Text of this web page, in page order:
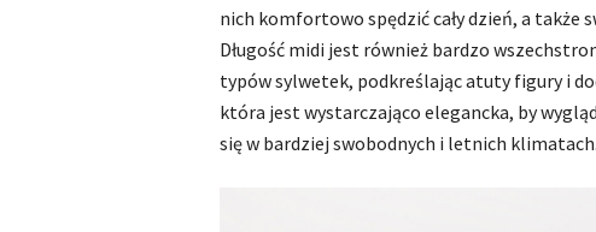
nich komfortowo spędzić cały dzień, a także
Długość midi jest również bardzo
typów sylwetek, podkreślając atuty figury i
która jest wystarczająco elegancka, by
się w bardziej swobodnych i letnich klimatach.